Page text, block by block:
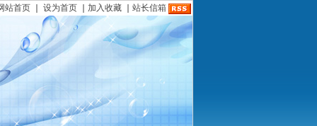
站首页 设为首页 加入收藏 站长信箱